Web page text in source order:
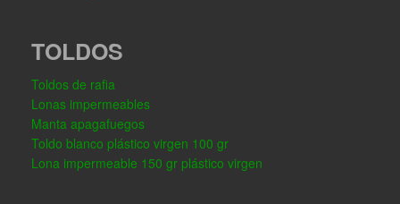
TOLDOS
Toldos de rafia
Lonas impermeables
Manta apagafuegos
Toldo blanco plástico virgen 100 gr
Lona impermeable 150 gr plástico virgen